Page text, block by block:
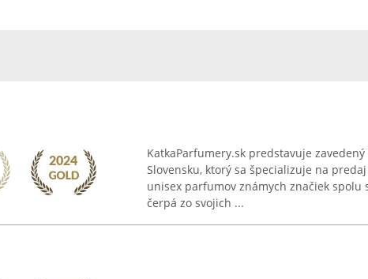
KatkaParfumery.sk predstavuje
Slovensku, ktorý sa špecializuje na
unisex parfumov známych značiek
čerpá zo svojich ...